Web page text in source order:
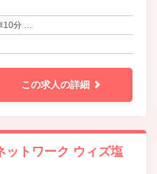
10分
この求人の詳細
ットワーク ウィズ塩